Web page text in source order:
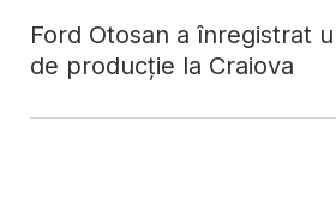
Ford Otosan a înregistrat
de producție la Craiova